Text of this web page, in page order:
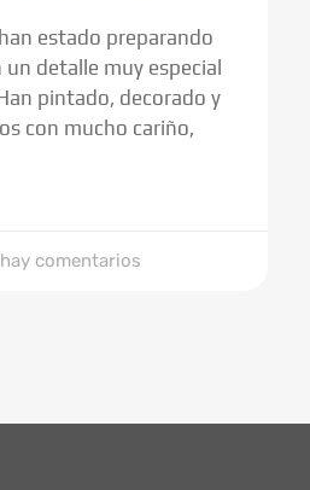
estado preparando
detalle muy especial
pintado, decorado y
con mucho cariño,
comentarios